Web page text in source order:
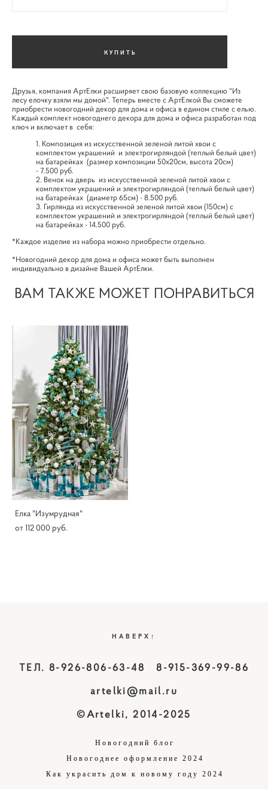
КУПИТЬ
Друзья, компания АртЕлки расширяет свою базовую коллекцию "Из
лесу елочку взяли мы домой". Теперь вместе с АртЕлкой Вы сможете
приобрести новогодний декор для дома и офиса в едином стиле с елью.
Каждый комплект новогоднего декора для дома и офиса разработан под
ключ и включает в себя:
Композиция из искусственной зеленой литой хвои с
комплектом украшений и электрогирляндой (теплый белый цвет)
на батарейках (размер композиции 50х20см, высота 20см)
- 7.500 руб.
Венок на дверь из искусственной зеленой литой хвои с
комплектом украшений и электрогирляндой (теплый белый цвет)
на батарейках (диаметр 65см) - 8.500 руб.
Гирлянда из искусственной зеленой литой хвои (150см) с
комплектом украшений и электрогирляндой (теплый белый цвет)
на батарейках - 14.500 руб.
*Каждое изделие из набора можно приобрести отдельно.
*Новогодний декор для дома и офиса может быть выполнен
индивидуально в дизайне Вашей АртЕлки.
ВАМ ТАКЖЕ МОЖЕТ ПОНРАВИТЬСЯ
Елка "Изумрудная"
от 112 000 pуб.
НАВЕРХ↑
ТЕЛ. 8-926-806-63-48 8-915-369-99-86
artelki@mail.ru
©Artelki, 2014-2025
Новогодний блог
Новогоднее оформление 2024
Как украсить дом к новому году 2024